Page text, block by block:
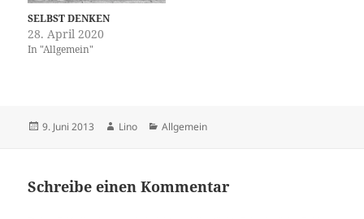
SELBST DENKEN
28. April 2020
In "Allgemein"
Veröffentlicht
9. Juni 2013 Autor
Lino Kategorien
Allgemein
Schreibe einen Kommentar